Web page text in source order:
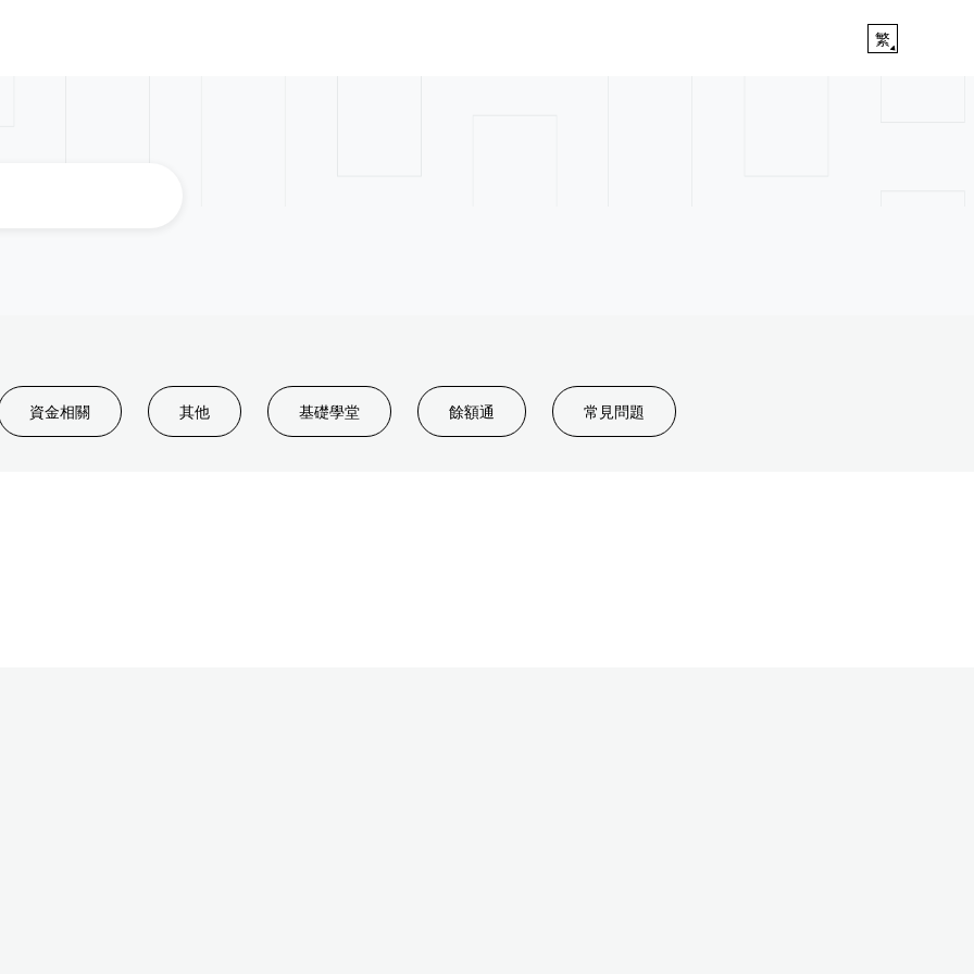
繁
資金相關 其他 基礎學堂 餘額通 常見問題